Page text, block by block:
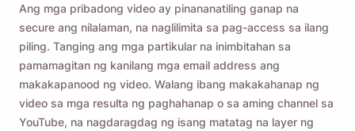
Ang mga pribadong video ay pinananatiling ganap na
secure ang nilalaman, na naglilimita sa pag-access sa ilang
piling. Tanging ang mga partikular na inimbitahan sa
pamamagitan ng kanilang mga email address ang
makakapanood ng video. Walang ibang makakahanap ng
video sa mga resulta ng paghahanap o sa aming channel sa
YouTube, na nagdaragdag ng isang matatag na layer ng